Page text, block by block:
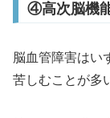
④高次脳機
脳血管障害はい
苦しむことが多